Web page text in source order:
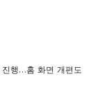
진행…홈 화면 개편도